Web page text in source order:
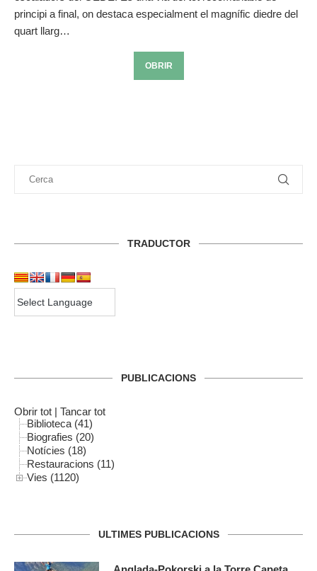
principi a final, on destaca especialment el magnífic diedre del
quart llarg…
OBRIR
TRADUCTOR
PUBLICACIONS
Obrir tot | Tancar tot
Biblioteca (41)
Biografies (20)
Notícies (18)
Restauracions (11)
Vies (1120)
ULTIMES PUBLICACIONS